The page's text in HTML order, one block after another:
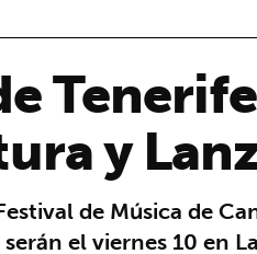
y
de Música de
el viernes 10 en